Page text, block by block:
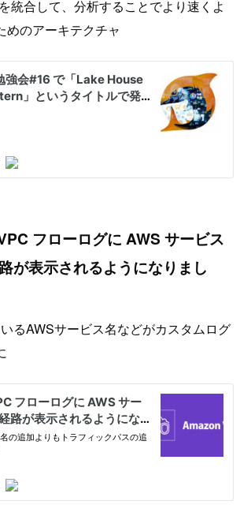
統合して、分析することでより速くよ
めのアーキテクチャ
フローログに AWS サービス
が表示されるようになりまし
るAWSサービス名などがカスタムログ